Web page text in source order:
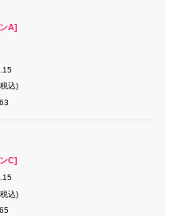
A]
込)
C]
込)